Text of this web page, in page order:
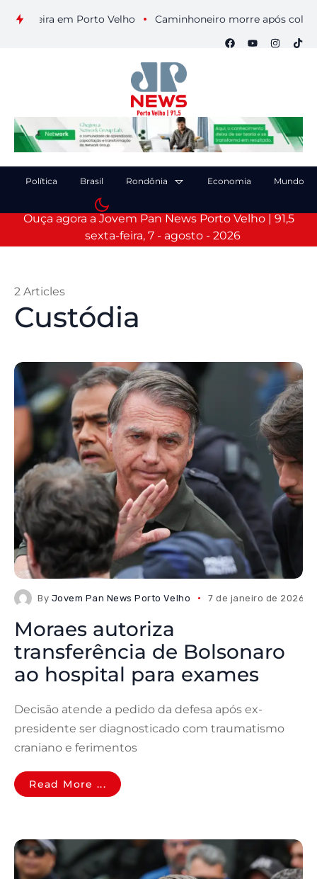
feira em Porto Velho Caminhoneiro morre após colisão
Política Brasil Rondônia Economia Mundo
Ouça agora a Jovem Pan News Porto Velho | 91,5
sexta-feira, 7 - agosto - 2026
Custódia
2 Articles
By Jovem Pan News Porto Velho 7 de janeiro de 2026
Moraes autoriza
transferência de Bolsonaro
ao hospital para exames
Decisão atende a pedido da defesa após ex-
presidente ser diagnosticado com traumatismo
craniano e ferimentos
Read More ...